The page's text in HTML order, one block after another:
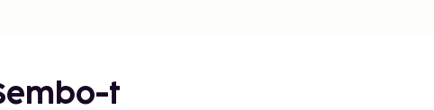
13.9 mi
t